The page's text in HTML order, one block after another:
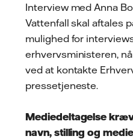
Interview med Anna
Vattenfall skal aftales
mulighed for
erhvervsministeren,
ved at kontakte
pressetjeneste.
Mediedeltagelse
navn, stilling og